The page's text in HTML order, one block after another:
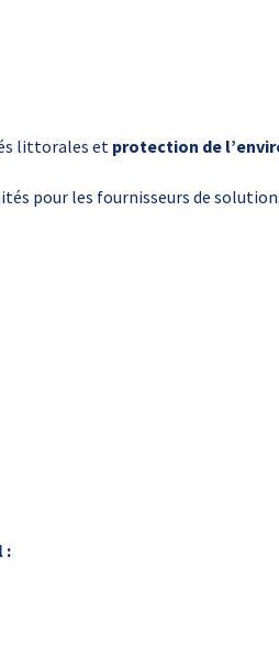
littorales et protection de
pour les fournisseurs de
: